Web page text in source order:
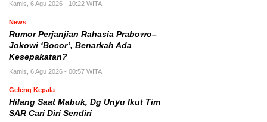
Kamis, 6 Agu 2026 - 10:22 WITA
News
Rumor Perjanjian Rahasia Prabowo–
Jokowi ‘Bocor’, Benarkah Ada
Kesepakatan?
Kamis, 6 Agu 2026 - 00:57 WITA
Geleng Kepala
Hilang Saat Mabuk, Dg Unyu Ikut Tim
SAR Cari Diri Sendiri